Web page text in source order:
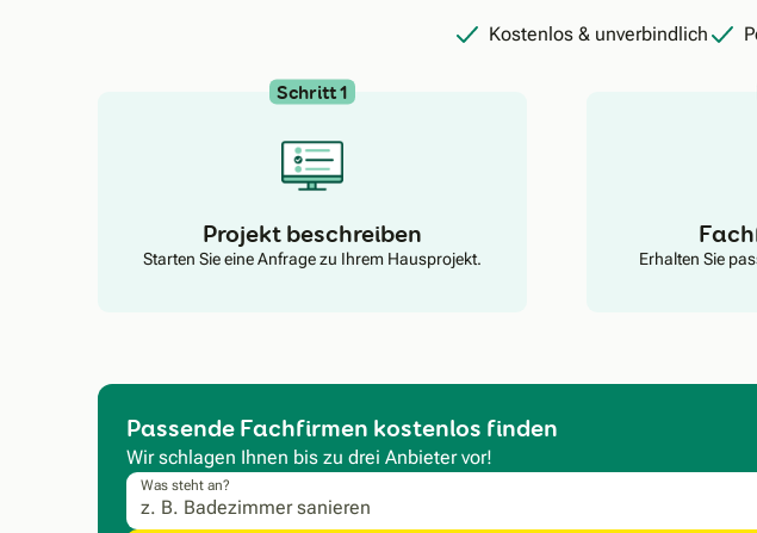
Kostenlos & unverbindlich
Schritt 1
Projekt beschreiben
Starten Sie eine Anfrage zu Ihrem Hausprojekt. Erhalten Sie
Passende Fachfirmen kostenlos finden
Wir schlagen Ihnen bis zu drei Anbieter vor!
Was steht an?